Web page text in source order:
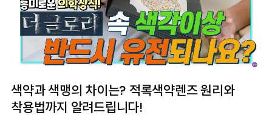
색약과 색맹의 차이는? 적록색약렌즈 원리와
착용법까지 알려드립니다!